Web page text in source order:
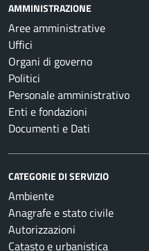
AMMINISTRAZIONE
Aree amministrative
Uffici
Organi di governo
Politici
Personale amministrativo
Enti e fondazioni
Documenti e Dati
CATEGORIE DI SERVIZIO
Ambiente
Anagrafe e stato civile
Autorizzazioni
Catasto e urbanistica